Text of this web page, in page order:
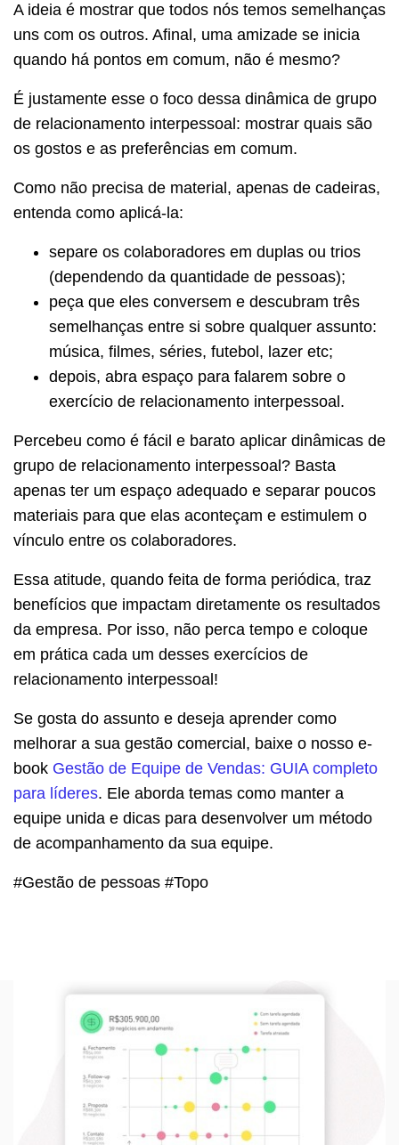
A ideia é mostrar que todos nós temos semelhanças
uns com os outros. Afinal, uma amizade se inicia
quando há pontos em comum, não é mesmo?
É justamente esse o foco dessa dinâmica de grupo
de relacionamento interpessoal: mostrar quais são
os gostos e as preferências em comum.
Como não precisa de material, apenas de cadeiras,
entenda como aplicá-la:
separe os colaboradores em duplas ou trios
(dependendo da quantidade de pessoas);
peça que eles conversem e descubram três
semelhanças entre si sobre qualquer assunto:
música, filmes, séries, futebol, lazer etc;
depois, abra espaço para falarem sobre o
exercício de relacionamento interpessoal.
Percebeu como é fácil e barato aplicar dinâmicas de
grupo de relacionamento interpessoal? Basta
apenas ter um espaço adequado e separar poucos
materiais para que elas aconteçam e estimulem o
vínculo entre os colaboradores.
Essa atitude, quando feita de forma periódica, traz
benefícios que impactam diretamente os resultados
da empresa. Por isso, não perca tempo e coloque
em prática cada um desses exercícios de
relacionamento interpessoal!
Se gosta do assunto e deseja aprender como
melhorar a sua gestão comercial, baixe o nosso e-
book Gestão de Equipe de Vendas: GUIA completo
para líderes. Ele aborda temas como manter a
equipe unida e dicas para desenvolver um método
de acompanhamento da sua equipe.
#Gestão de pessoas #Topo